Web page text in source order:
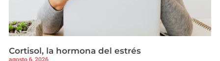
Cortisol, la hormona del estrés
agosto 6, 2026